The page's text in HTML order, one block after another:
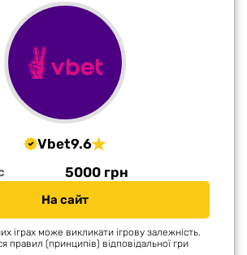
Vbet9.6
5000 грн
На сайт
іграх може викликати ігрову залежність.
правил (принципів) відповідальної гри